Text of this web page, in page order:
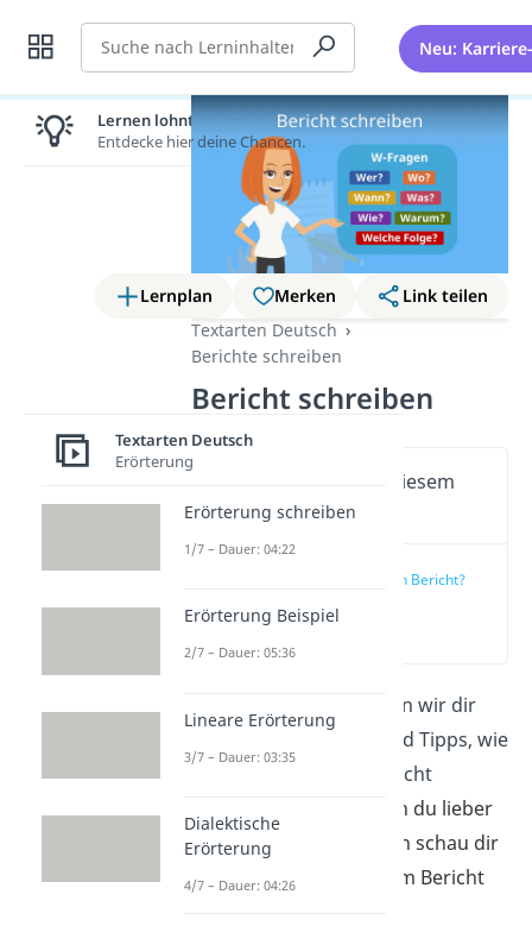
Suche Neu:
Lernplan Merken
Link teilen
Textarten Deutsch
Berichte schreiben
Bericht schreiben
Wichtige Inhalte in diesem
Video
Was ist ein Bericht?
(00:12)
In diesem Beitrag zeigen wir dir
mit vielen Beispielen und Tipps, wie
du einen perfekten Bericht
Wenn du lieber
anschaulich lernst, dann schau dir
einfach unser
zum Bericht
Lernen lohnt sich!
Entdecke hier deine Chancen.
Textarten Deutsch
Erörterung
Erörterung schreiben
1/7 – Dauer: 04:22
Erörterung Beispiel
2/7 – Dauer: 05:36
Lineare Erörterung
3/7 – Dauer: 03:35
Dialektische
Erörterung
4/7 – Dauer: 04:26